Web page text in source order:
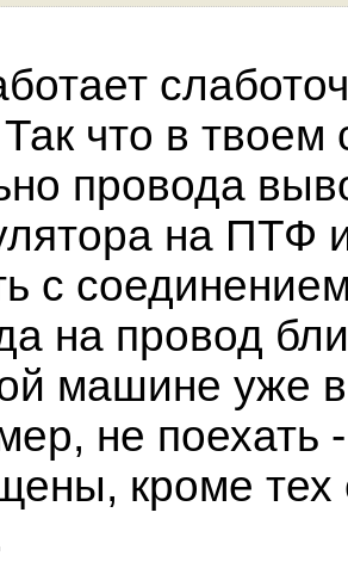
что в твоем
провода
на ПТФ
с
на провод
машине уже
не поехать
кроме тех